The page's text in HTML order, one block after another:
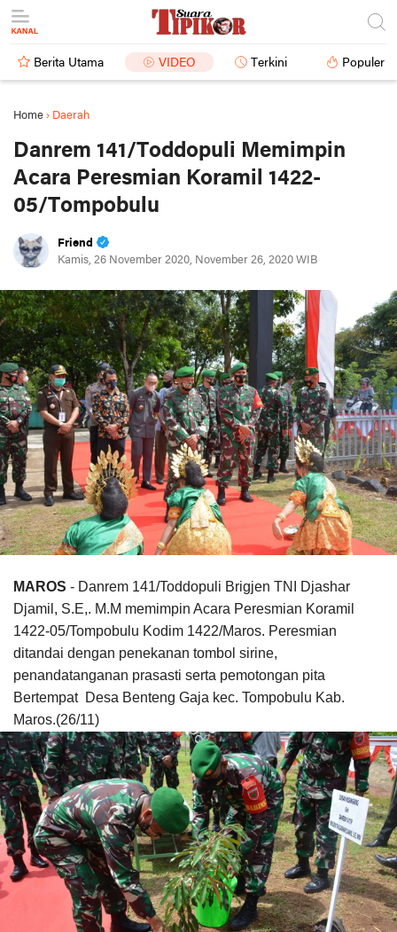
Berita Utama VIDEO Terkini Populer
Home › Daerah
Danrem 141/Toddopuli Memimpin
Acara Peresmian Koramil 1422-
05/Tompobulu
Friend
Kamis, 26 November 2020, November 26, 2020 WIB
MAROS - Danrem 141/Toddopuli Brigjen TNI Djashar
Djamil, S.E,. M.M memimpin Acara Peresmian Koramil
1422-05/Tompobulu Kodim 1422/Maros. Peresmian
ditandai dengan penekanan tombol sirine,
penandatanganan prasasti serta pemotongan pita
Bertempat Desa Benteng Gaja kec. Tompobulu Kab.
Maros.(26/11)